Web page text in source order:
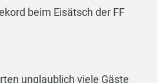
beim Eisätsch der FF
unglaublich viele Gäste